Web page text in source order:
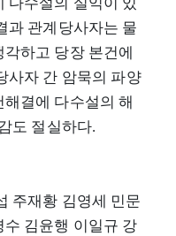
과 관계당사자는 물
하고 당장 본건에
사자 간 암묵의 파양
결에 다수설의 해
도 절실하다.
주재황 김영세 민문
김윤행 이일규 강